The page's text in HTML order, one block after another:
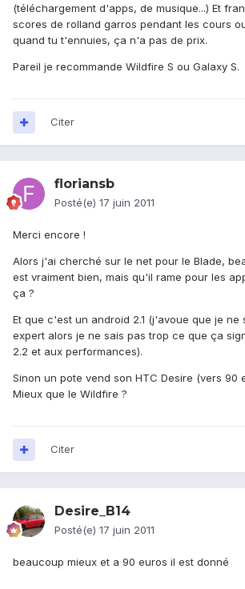
(téléchargement d'apps, de musique...) Et
scores de rolland garros pendant les cours
quand tu t'ennuies, ça n'a pas de prix.
Pareil je recommande Wildfire S ou Galaxy S.
Citer
floriansb
Posté(e) 17 juin 2011
Merci encore !
Alors j'ai cherché sur le net pour le Blade,
est vraiment bien, mais qu'il rame pour les
ça ?
Et que c'est un android 2.1 (j'avoue que je ne
expert alors je ne sais pas trop ce que ça
2.2 et aux performances).
Sinon un pote vend son HTC Desire (vers 90
Mieux que le Wildfire ?
Citer
Desire_B14
Posté(e) 17 juin 2011
beaucoup mieux et a 90 euros il est donné